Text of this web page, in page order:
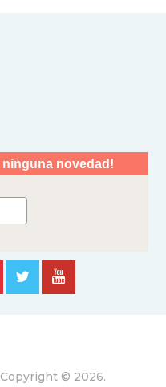
Copyright © 2026.